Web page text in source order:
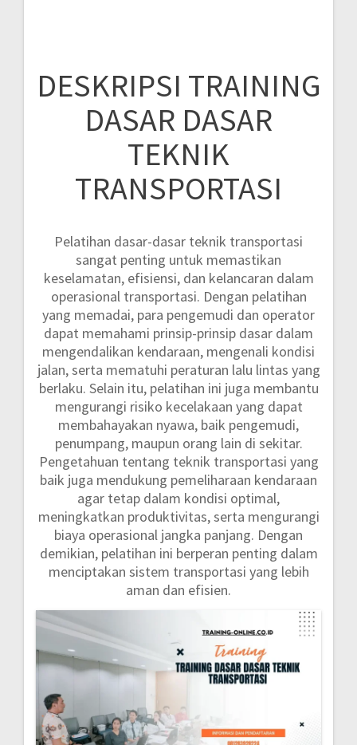
DESKRIPSI TRAINING
DASAR DASAR
TEKNIK
TRANSPORTASI
Pelatihan dasar-dasar teknik transportasi
sangat penting untuk memastikan
keselamatan, efisiensi, dan kelancaran dalam
operasional transportasi. Dengan pelatihan
yang memadai, para pengemudi dan operator
dapat memahami prinsip-prinsip dasar dalam
mengendalikan kendaraan, mengenali kondisi
jalan, serta mematuhi peraturan lalu lintas yang
berlaku. Selain itu, pelatihan ini juga membantu
mengurangi risiko kecelakaan yang dapat
membahayakan nyawa, baik pengemudi,
penumpang, maupun orang lain di sekitar.
Pengetahuan tentang teknik transportasi yang
baik juga mendukung pemeliharaan kendaraan
agar tetap dalam kondisi optimal,
meningkatkan produktivitas, serta mengurangi
biaya operasional jangka panjang. Dengan
demikian, pelatihan ini berperan penting dalam
menciptakan sistem transportasi yang lebih
aman dan efisien.